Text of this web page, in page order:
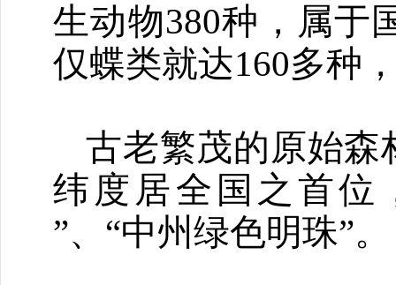
生动物380种，属于
仅蝶类就达160多种
古老繁茂的原始森
纬度居全国之首位
”、“中州绿色明珠”。